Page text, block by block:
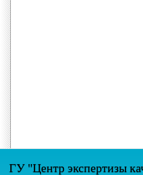
ГУ "Центр экспертизы